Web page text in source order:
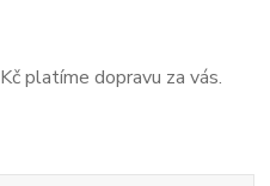
platíme dopravu za vás.